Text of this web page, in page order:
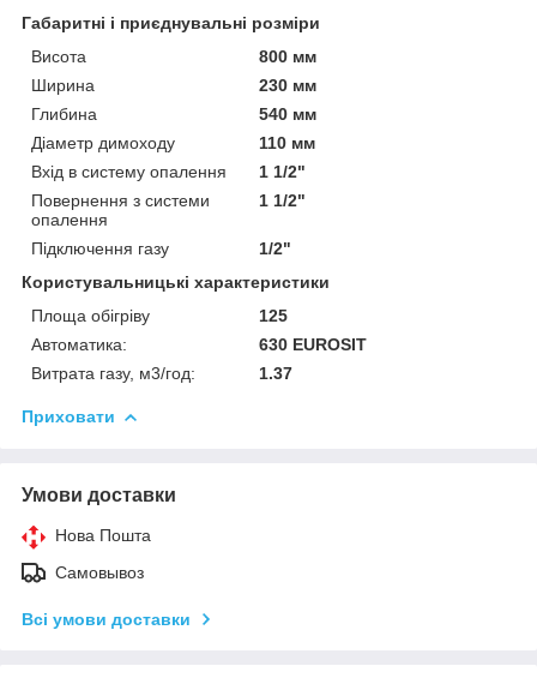
Габаритні і приєднувальні розміри
Висота
800 мм
Ширина
230 мм
Глибина
540 мм
Діаметр димоходу
110 мм
Вхід в систему опалення
1 1/2"
Повернення з системи
опалення
1 1/2"
Підключення газу
1/2"
Користувальницькі характеристики
Площа обігріву
125
Автоматика:
630 EUROSIT
Витрата газу, м3/год:
1.37
Приховати
Умови доставки
Нова Пошта
Самовывоз
Всі умови доставки